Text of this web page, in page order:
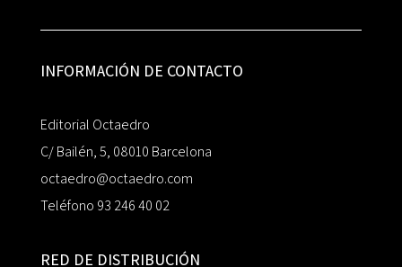
INFORMACIÓN DE CONTACTO
Editorial Octaedro
C/ Bailén, 5, 08010 Barcelona
octaedro@octaedro.com
Teléfono 93 246 40 02
RED DE DISTRIBUCIÓN